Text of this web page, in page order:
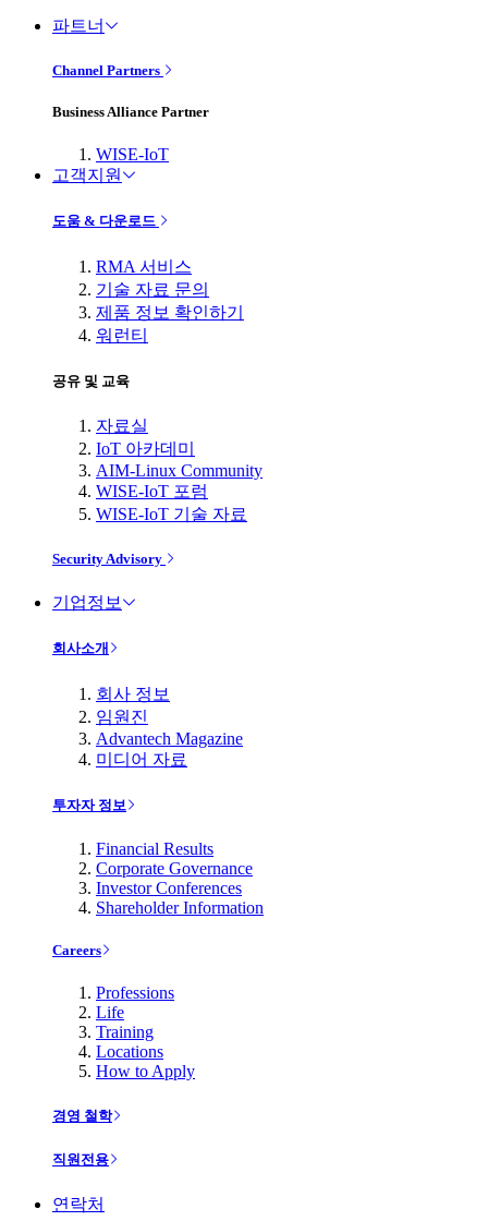
파트너
Channel Partners
Business Alliance Partner
WISE-IoT
고객지원
도움 & 다운로드
RMA 서비스
기술 자료 문의
제품 정보 확인하기
워런티
공유 및 교육
자료실
IoT 아카데미
AIM-Linux Community
WISE-IoT 포럼
WISE-IoT 기술 자료
Security Advisory
기업정보
회사소개
회사 정보
임원진
Advantech Magazine
미디어 자료
투자자 정보
Financial Results
Corporate Governance
Investor Conferences
Shareholder Information
Careers
Professions
Life
Training
Locations
How to Apply
경영 철학
직원전용
연락처